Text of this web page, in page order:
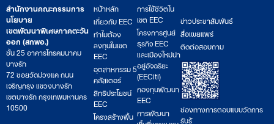
สำนักงานคณะกรรมการ
นโยบาย
เขตพัฒนาพิเศษภาคตะวัน
ออก (สกพอ.)
ชั้น 25 อาคารโทรคมนาคม
บางรัก
72 ซอยวัดม่วงแค ถนน
เจริญกรุง แขวงบางรัก
เขตบางรัก กรุงเทพมหานคร
10500
หน้าหลัก
เกี่ยวกับ EEC
ทำไมต้อง
ลงทุนในเขต
EEC
อุตสาหกรรม 5
คลัสเตอร์
สิทธิประโยชน์
EEC
โครงสร้างพื้น
การใช้ชีวิตใน
เขต EEC
โครงการศูนย์
ธุรกิจ EEC
และเมืองใหม่น่า
อยู่อัจฉริยะ
(EECiti)
กองทุนพัฒนา
EEC
การพัฒนา
ข่าวประชาสัมพันธ์
สื่อเผยแพร่
ติดต่อสอบถาม
ช่องทางการตอบแบบวัดการ
รับรู้